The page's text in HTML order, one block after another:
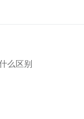
么区别